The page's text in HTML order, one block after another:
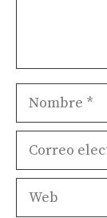
Nombre
Correo
Web